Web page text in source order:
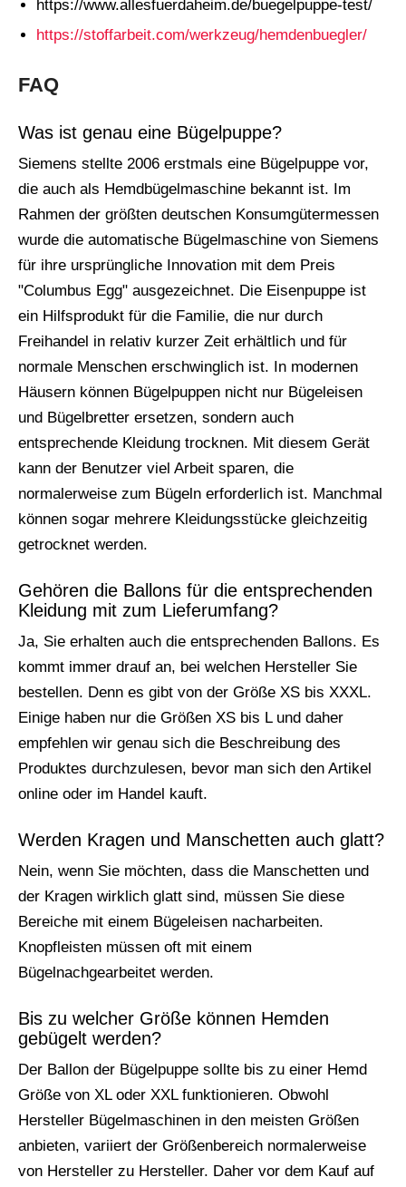
https://www.allesfuerdaheim.de/buegelpuppe-test/
https://stoffarbeit.com/werkzeug/hemdenbuegler/
FAQ
Was ist genau eine Bügelpuppe?
Siemens stellte 2006 erstmals eine Bügelpuppe vor,
die auch als Hemdbügelmaschine bekannt ist. Im
Rahmen der größten deutschen Konsumgütermessen
wurde die automatische Bügelmaschine von Siemens
für ihre ursprüngliche Innovation mit dem Preis
"Columbus Egg" ausgezeichnet. Die Eisenpuppe ist
ein Hilfsprodukt für die Familie, die nur durch
Freihandel in relativ kurzer Zeit erhältlich und für
normale Menschen erschwinglich ist. In modernen
Häusern können Bügelpuppen nicht nur Bügeleisen
und Bügelbretter ersetzen, sondern auch
entsprechende Kleidung trocknen. Mit diesem Gerät
kann der Benutzer viel Arbeit sparen, die
normalerweise zum Bügeln erforderlich ist. Manchmal
können sogar mehrere Kleidungsstücke gleichzeitig
getrocknet werden.
Gehören die Ballons für die entsprechenden
Kleidung mit zum Lieferumfang?
Ja, Sie erhalten auch die entsprechenden Ballons. Es
kommt immer drauf an, bei welchen Hersteller Sie
bestellen. Denn es gibt von der Größe XS bis XXXL.
Einige haben nur die Größen XS bis L und daher
empfehlen wir genau sich die Beschreibung des
Produktes durchzulesen, bevor man sich den Artikel
online oder im Handel kauft.
Werden Kragen und Manschetten auch glatt?
Nein, wenn Sie möchten, dass die Manschetten und
der Kragen wirklich glatt sind, müssen Sie diese
Bereiche mit einem Bügeleisen nacharbeiten.
Knopfleisten müssen oft mit einem
Bügelnachgearbeitet werden.
Bis zu welcher Größe können Hemden
gebügelt werden?
Der Ballon der Bügelpuppe sollte bis zu einer Hemd
Größe von XL oder XXL funktionieren. Obwohl
Hersteller Bügelmaschinen in den meisten Größen
anbieten, variiert der Größenbereich normalerweise
von Hersteller zu Hersteller. Daher vor dem Kauf auf